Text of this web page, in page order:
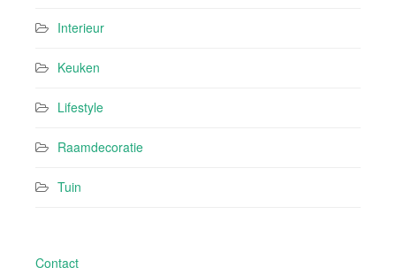
Interieur
Keuken
Lifestyle
Raamdecoratie
Tuin
Contact